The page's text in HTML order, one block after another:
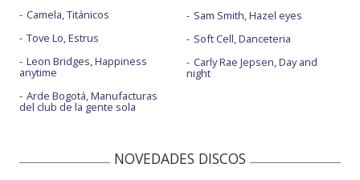
Camela, Titánicos
Tove Lo, Estrus
Leon Bridges, Happiness
anytime
Arde Bogotá, Manufacturas
del club de la gente sola
Sam Smith, Hazel eyes
Soft Cell, Danceteria
Carly Rae Jepsen, Day and
night
NOVEDADES DISCOS